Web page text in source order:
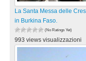
La Santa Messa delle
in Burkina Faso.
(No Ratings Yet)
993 views visualizzazioni